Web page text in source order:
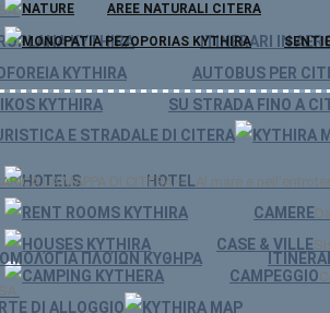
ITINERARI IN
AUTOBUS PER
SU STRADA FINO A
HOTELAl mare e
CAMERE
CASE & VILLE
CAMPEGGIO
DI ALLOGGIO
AREE NATURALI CITERA
E STRADALE DI CITERA
LA MAPPA DI CITERA ⇨